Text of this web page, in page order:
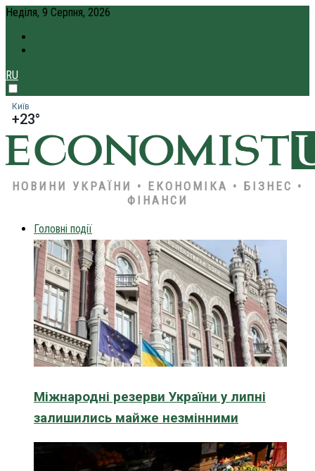
Неділя, 9 Серпня, 2026
RU
Київ
+23°
НОВИНИ УКРАЇНИ • ЕКОНОМІКА • БІЗНЕС •
ФІНАНСИ
Головні події
Міжнародні резерви України у липні
залишились майже незмінними